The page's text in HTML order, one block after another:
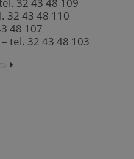
32 43 48 109
32 43 48 110
48 107
– tel. 32 43 48 103
⏵︎